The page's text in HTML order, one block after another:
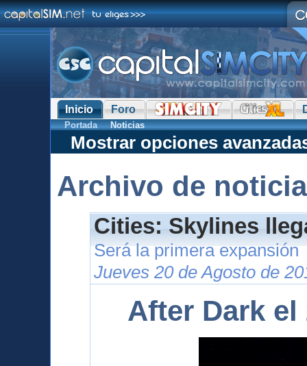
Inicio Foro
Portada Noticias
Mostrar opciones
Archivo de
Cities: Skylines
Será la primera expansión
Jueves 20 de Agosto de
After Dark el